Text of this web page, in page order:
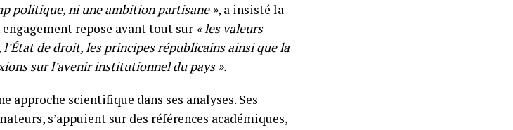
politique, ni une ambition partisane », a insisté la
repose avant tout sur « les valeurs
de droit, les principes républicains ainsi que la
sur l’avenir institutionnel du pays ».
approche scientifique dans ses analyses. Ses
s’appuient sur des références académiques,